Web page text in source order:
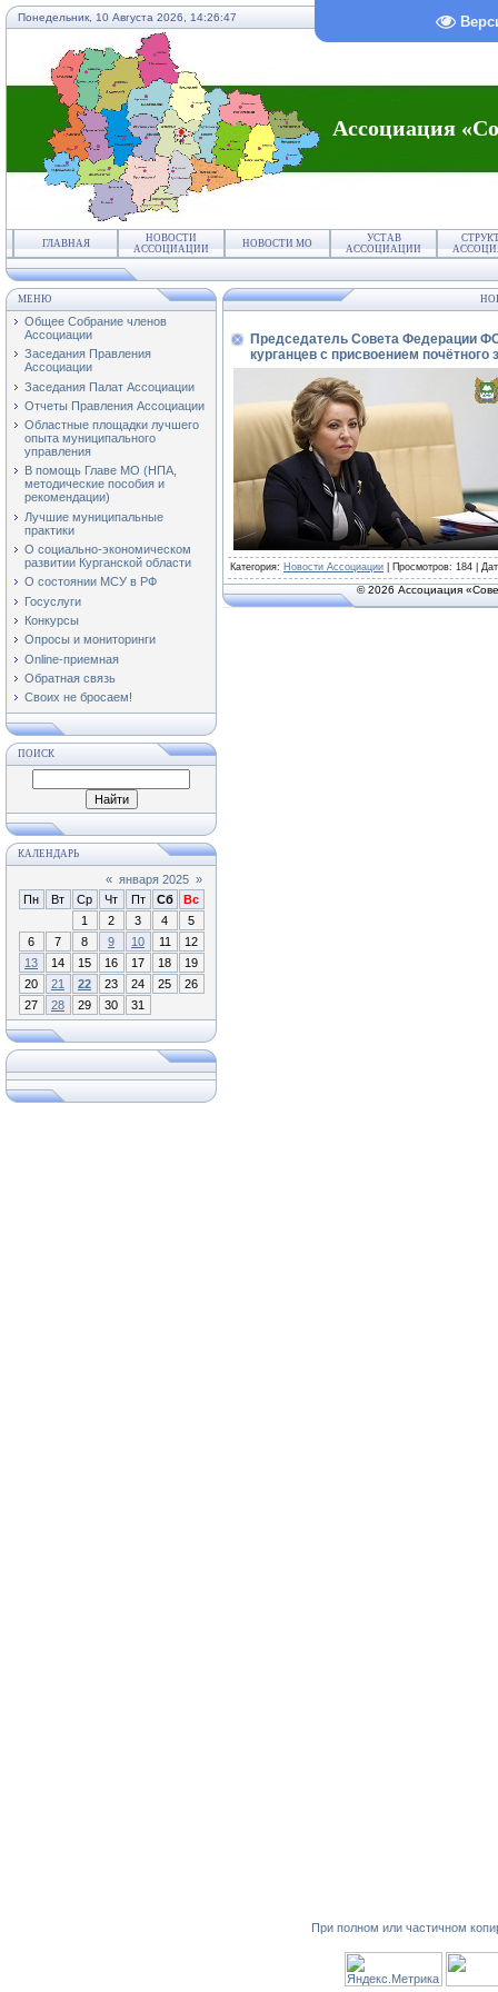
Понедельник, 10 Августа 2026, 14:26:47
Ассоциация
ГЛАВНАЯ
НОВОСТИ
АССОЦИАЦИИ
НОВОСТИ МО
УСТАВ
АССОЦИАЦИИ
МЕНЮ
Общее Собрание членов
Ассоциации
Заседания Правления
Ассоциации
Заседания Палат Ассоциации
Отчеты Правления Ассоциации
Областные площадки лучшего
опыта муниципального
управления
В помощь Главе МО (НПА,
методические пособия и
рекомендации)
Лучшие муниципальные
практики
О социально-экономическом
развитии Курганской области
О состоянии МСУ в РФ
Госуслуги
Конкурсы
Опросы и мониторинги
Online-приемная
Обратная связь
Своих не бросаем!
ПОИСК
КАЛЕНДАРЬ
« января 2025 »
Пн
Вт Ср Чт Пт Сб
Вс
1
2 3 4
5
6
7 8 9 10 11
12
13
14 15 16 17 18
19
20
21 22 23 24 25
26
27
28 29 30 31
Председатель Совета Федерации
курганцев с присвоением
Категория: Новости Ассоциации Просмотров: 184 |
© 2026 Ассоциация
При полном или частичном